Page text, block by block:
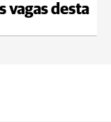
vagas desta